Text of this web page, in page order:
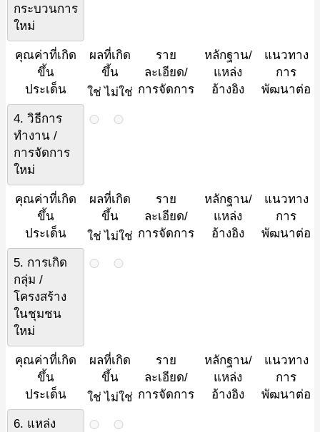
กระบวนการ
ใหม่
คุณค่าที่เกิด
ขึ้น
ประเด็น
ผลที่เกิด
ขึ้น
ราย
ละเอียด/
การจัดการ
หลักฐาน/
แหล่ง
อ้างอิง
แนวทาง
การ
พัฒนาต่อ
ใช่ ไม่ใช่
4. วิธีการ
ทำงาน /
การจัดการ
ใหม่
คุณค่าที่เกิด
ขึ้น
ประเด็น
ผลที่เกิด
ขึ้น
ราย
ละเอียด/
การจัดการ
หลักฐาน/
แหล่ง
อ้างอิง
แนวทาง
การ
พัฒนาต่อ
ใช่ ไม่ใช่
5. การเกิด
กลุ่ม /
โครงสร้าง
ในชุมชน
ใหม่
คุณค่าที่เกิด
ขึ้น
ประเด็น
ผลที่เกิด
ขึ้น
ราย
ละเอียด/
การจัดการ
หลักฐาน/
แหล่ง
อ้างอิง
แนวทาง
การ
พัฒนาต่อ
ใช่ ไม่ใช่
6. แหล่ง